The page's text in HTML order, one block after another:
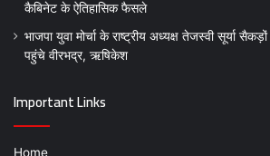
कैबिनेट के ऐतिहासिक फैसले
भाजपा युवा मोर्चा के राष्ट्रीय अध्यक्ष तेजस्वी सूर्या
पहुंचे वीरभद्र, ऋषिकेश
Important Links
Home